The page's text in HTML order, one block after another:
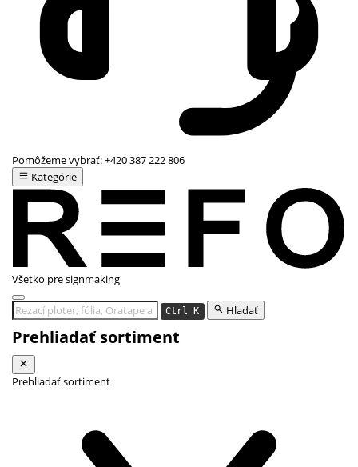
Pomôžeme vybrať:+420 387 222 806
Kategórie
Všetko pre signmaking
Ctrl K Hľadať
Prehliadať sortiment
Prehliadať sortiment